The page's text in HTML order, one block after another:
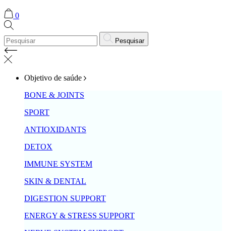
0
Pesquisar
Objetivo de saúde
BONE & JOINTS
SPORT
ANTIOXIDANTS
DETOX
IMMUNE SYSTEM
SKIN & DENTAL
DIGESTION SUPPORT
ENERGY & STRESS SUPPORT